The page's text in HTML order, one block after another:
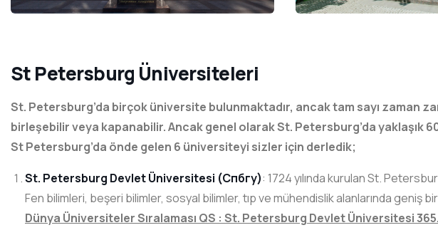
St Petersburg Üniversiteleri
St. Petersburg’da birçok üniversite bulunmaktadır, ancak tam sayı zaman
birleşebilir veya kapanabilir. Ancak genel olarak St. Petersburg’da yaklaşık
St Petersburg’da önde gelen 6 üniversiteyi sizler için derledik;
St. Petersburg Devlet Üniversitesi (Спбгу): 1724 yılında kurulan St.
Fen bilimleri, beşeri bilimler, sosyal bilimler, tıp ve mühendislik alanlarında geniş
Dünya Üniversiteler Sıralaması QS : St. Petersburg Devlet Üniversitesi